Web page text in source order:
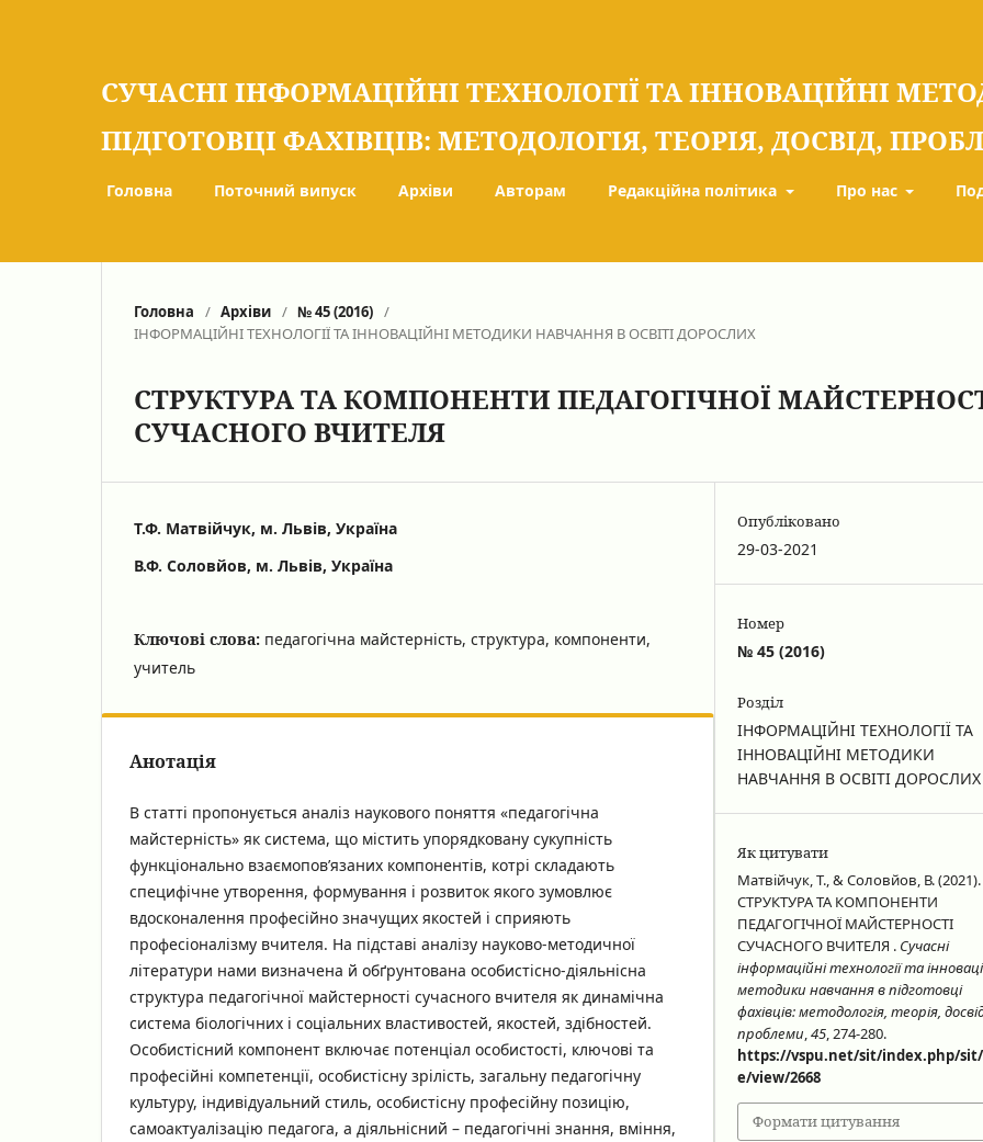
СУЧАСНІ ІНФОРМАЦІЙНІ ТЕХНОЛОГІЇ ТА ІННОВАЦІЙНІ
ПІДГОТОВЦІ ФАХІВЦІВ: МЕТОДОЛОГІЯ, ТЕОРІЯ, ДОСВІД,
Головна Поточний випуск Архіви Авторам Редакційна політика Про нас
Головна / Архіви / № 45 (2016) /
ІНФОРМАЦІЙНІ ТЕХНОЛОГІЇ ТА ІННОВАЦІЙНІ МЕТОДИКИ НАВЧАННЯ В ОСВІТІ ДОРОСЛИХ
СТРУКТУРА ТА КОМПОНЕНТИ ПЕДАГОГІЧНОЇ
СУЧАСНОГО ВЧИТЕЛЯ
Т.Ф. Матвійчук, м. Львів, Україна
В.Ф. Соловйов, м. Львів, Україна
Ключові слова: педагогічна майстерність, структура, компоненти,
учитель
Анотація
В статті пропонується аналіз наукового поняття «педагогічна
майстерність» як система, що містить упорядковану сукупність
функціонально взаємопов’язаних компонентів, котрі складають
специфічне утворення, формування і розвиток якого зумовлює
вдосконалення професійно значущих якостей і сприяють
професіоналізму вчителя. На підставі аналізу науково-методичної
літератури нами визначена й обґрунтована особистісно-діяльнісна
структура педагогічної майстерності сучасного вчителя як динамічна
система біологічних і соціальних властивостей, якостей, здібностей.
Особистісний компонент включає потенціал особистості, ключові та
професійні компетенції, особистісну зрілість, загальну педагогічну
культуру, індивідуальний стиль, особистісну професійну позицію,
самоактуалізацію педагога, а діяльнісний – педагогічні знання, вміння,
Опубліковано
29-03-2021
Номер
№ 45 (2016)
Розділ
ІНФОРМАЦІЙНІ ТЕХНОЛОГІЇ ТА
ІННОВАЦІЙНІ МЕТОДИКИ
НАВЧАННЯ В ОСВІТІ ДОРОСЛИХ
Як цитувати
Матвійчук, Т., & Соловйов, В. (2021).
СТРУКТУРА ТА КОМПОНЕНТИ
ПЕДАГОГІЧНОЇ МАЙСТЕРНОСТІ
СУЧАСНОГО ВЧИТЕЛЯ . Сучасні
інформаційні технології та
методики навчання в підготовці
фахівців: методологія, теорія,
проблеми,45, 274-280.
https://vspu.net/sit/index.php/
e/view/2668
Формати цитування